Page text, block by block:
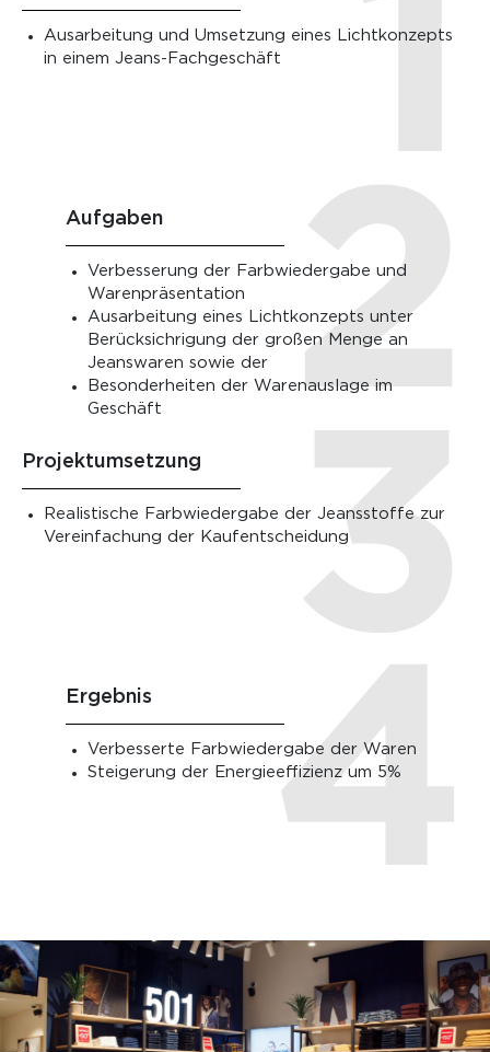
Ausarbeitung und Umsetzung eines Lichtkonzepts
in einem Jeans-Fachgeschäft
Aufgaben
Verbesserung der Farbwiedergabe und
Warenpräsentation
Ausarbeitung eines Lichtkonzepts unter
Berücksichrigung der großen Menge an
Jeanswaren sowie der
Besonderheiten der Warenauslage im
Geschäft
Projektumsetzung
Realistische Farbwiedergabe der Jeansstoffe zur
Vereinfachung der Kaufentscheidung
Ergebnis
Verbesserte Farbwiedergabe der Waren
Steigerung der Energieeffizienz um 5%